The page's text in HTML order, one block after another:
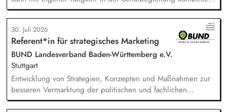
werden. Aufgaben: Kapazitätsplanung und Stellenvertretung,
Einarbeitung neuer Mitarbeitenden, Zielvereinbarung und
Entwicklungsgespräche mit Mitarbeitenden, Förderung
Teambuilding und Teamarbeit, Qualitätssicherung der
pädagogischen Arbeit im Hilfeplanverfahren, Kommunikation
im Hinblick auf die Schnittstelle zwischen RheinFlanke und
Schule.
30. Juli 2026
Referent*in für strategisches Marketing
BUND Landesverband Baden-Württemberg e.V.
Stuttgart
Entwicklung von Strategien, Konzepten und Maßnahmen zur
besseren Vermarktung der politischen und fachlichen
Aktivitäten des BUND Baden-Württemberg, Beratung,